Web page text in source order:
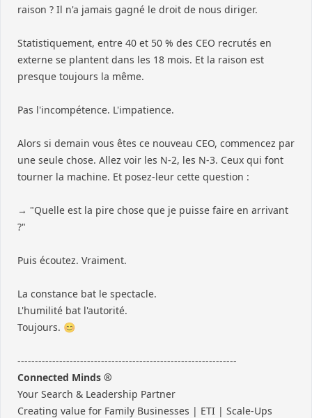
raison ? Il n'a jamais gagné le droit de nous diriger.
Statistiquement, entre 40 et 50 % des CEO recrutés en
externe se plantent dans les 18 mois. Et la raison est
presque toujours la même.
Pas l'incompétence. L'impatience.
Alors si demain vous êtes ce nouveau CEO, commencez par
une seule chose. Allez voir les N-2, les N-3. Ceux qui font
tourner la machine. Et posez-leur cette question :
→ "Quelle est la pire chose que je puisse faire en arrivant
?"
Puis écoutez. Vraiment.
La constance bat le spectacle.
L'humilité bat l'autorité.
Toujours. 😊
---------------------------------------------------------------
Connected Minds ®
Your Search & Leadership Partner
Creating value for Family Businesses | ETI | Scale-Ups